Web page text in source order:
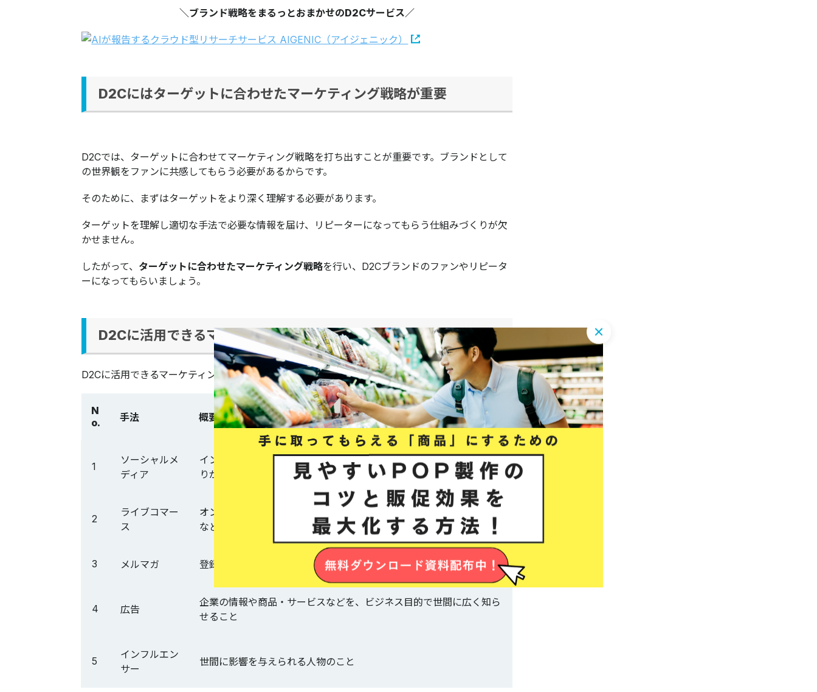
＼ブランド戦略をまるっとおまかせのD2Cサービス／
D2Cにはターゲットに合わせたマーケティング戦略が重要
D2Cでは、ターゲットに合わせてマーケティング戦略を打ち出すことが重要です。ブランドとして
の世界観をファンに共感してもらう必要があるからです。
そのために、まずはターゲットをより深く理解する必要があります。
ターゲットを理解し適切な手法で必要な情報を届け、リピーターになってもらう仕組みづくりが欠
かせません。
したがって、 ターゲットに合わせたマーケティング戦略を行い、D2Cブランドのファンやリピータ
ーになってもらいましょう。
D2Cに活用できるマーケティング手法5選
D2Cに活用できるマーケティングの手法を5つ紹介します。
N
o.
手法 概要
1
ソーシャルメ
ディア
インターネットを利用して誰でも手軽に情報を発信し、相互のやりと
りができるメディアのこと
2
ライブコマー
ス
オンラインの物販にライブ配信をかけ合わせ、商品・サービスの紹介
などを行うこと
3 メルマガ 登録をした顧客に、限定情報やお得な情報を配信するメールのこと
4 広告
企業の情報や商品・サービスなどを、ビジネス目的で世間に広く知ら
せること
5
インフルエン
サー
世間に影響を与えられる人物のこと